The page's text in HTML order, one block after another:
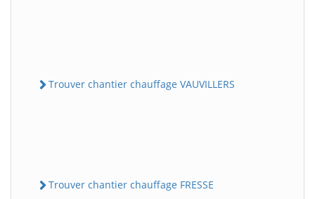
Trouver chantier chauffage VAUVILLERS
Trouver chantier chauffage FRESSE